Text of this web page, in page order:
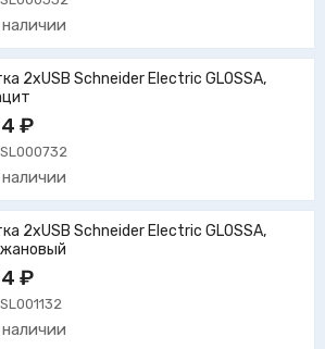
2xUSB Schneider Electric GLOSSA,
₽
2xUSB Schneider Electric GLOSSA,
₽